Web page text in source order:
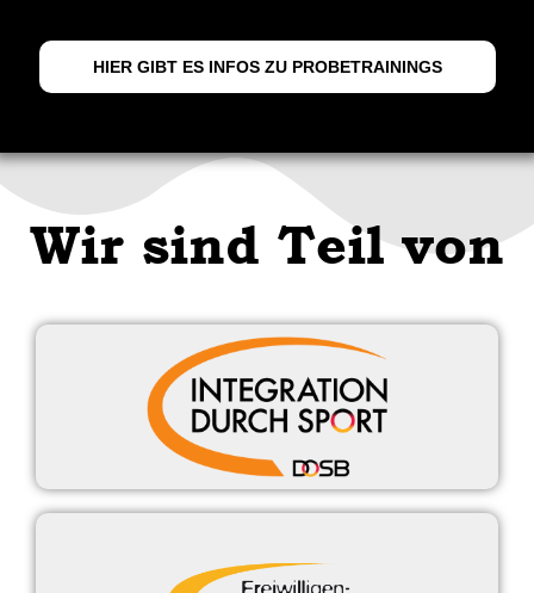
HIER GIBT ES INFOS ZU PROBETRAININGS
Wir sind Teil von